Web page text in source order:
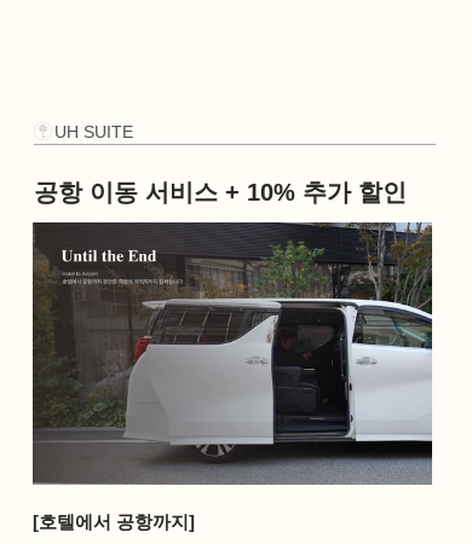
UH SUITE
공항 이동 서비스 + 10% 추가 할인
[호텔에서 공항까지]